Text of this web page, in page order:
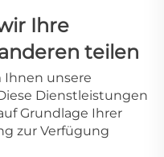
Ihre
teilen
Ihnen unsere
Dienstleistungen
Grundlage Ihrer
zur Verfügung